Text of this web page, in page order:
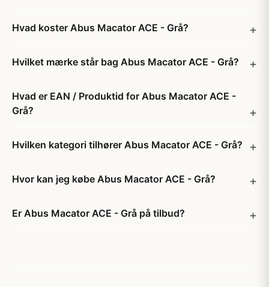
Hvad koster Abus Macator ACE - Grå?
Hvilket mærke står bag Abus Macator ACE - Grå?
Hvad er EAN / Produktid for Abus Macator ACE -
Grå?
Hvilken kategori tilhører Abus Macator ACE - Grå?
Hvor kan jeg købe Abus Macator ACE - Grå?
Er Abus Macator ACE - Grå på tilbud?